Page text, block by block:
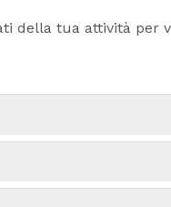
della tua attività per